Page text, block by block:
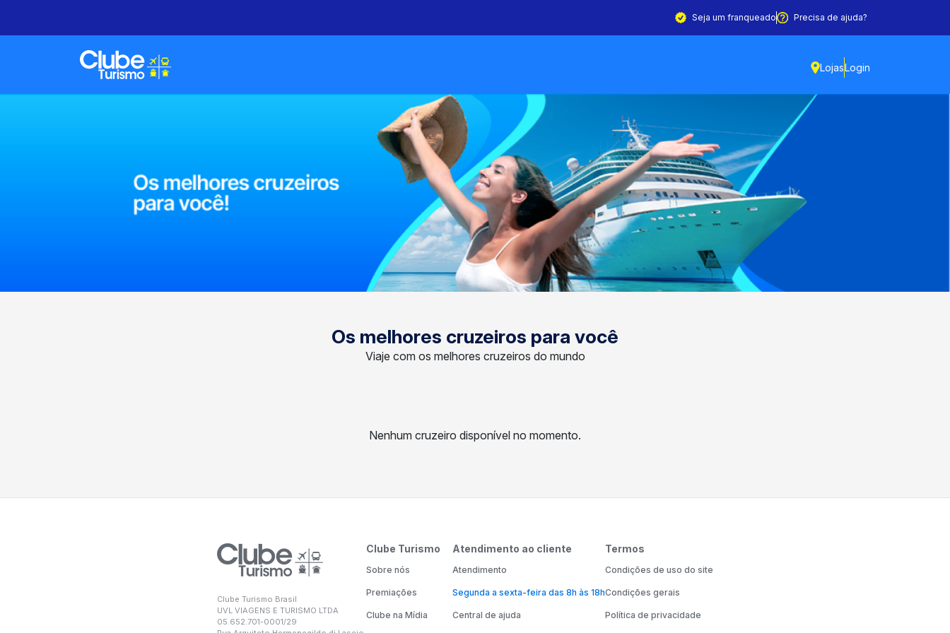
Seja um franqueado Precisa de ajuda?
LojasLogin
Os melhores cruzeiros para você
Viaje com os melhores cruzeiros do mundo
Nenhum cruzeiro disponível no momento.
Clube Turismo Brasil
UVL VIAGENS E TURISMO LTDA
05.652.701-0001/29
Clube Turismo
Sobre nós
Premiações
Clube na Mídia
Atendimento ao cliente
Atendimento
Segunda a sexta-feira das 8h às 18h
Central de ajuda
Termos
Condições de uso do site
Condições gerais
Política de privacidade